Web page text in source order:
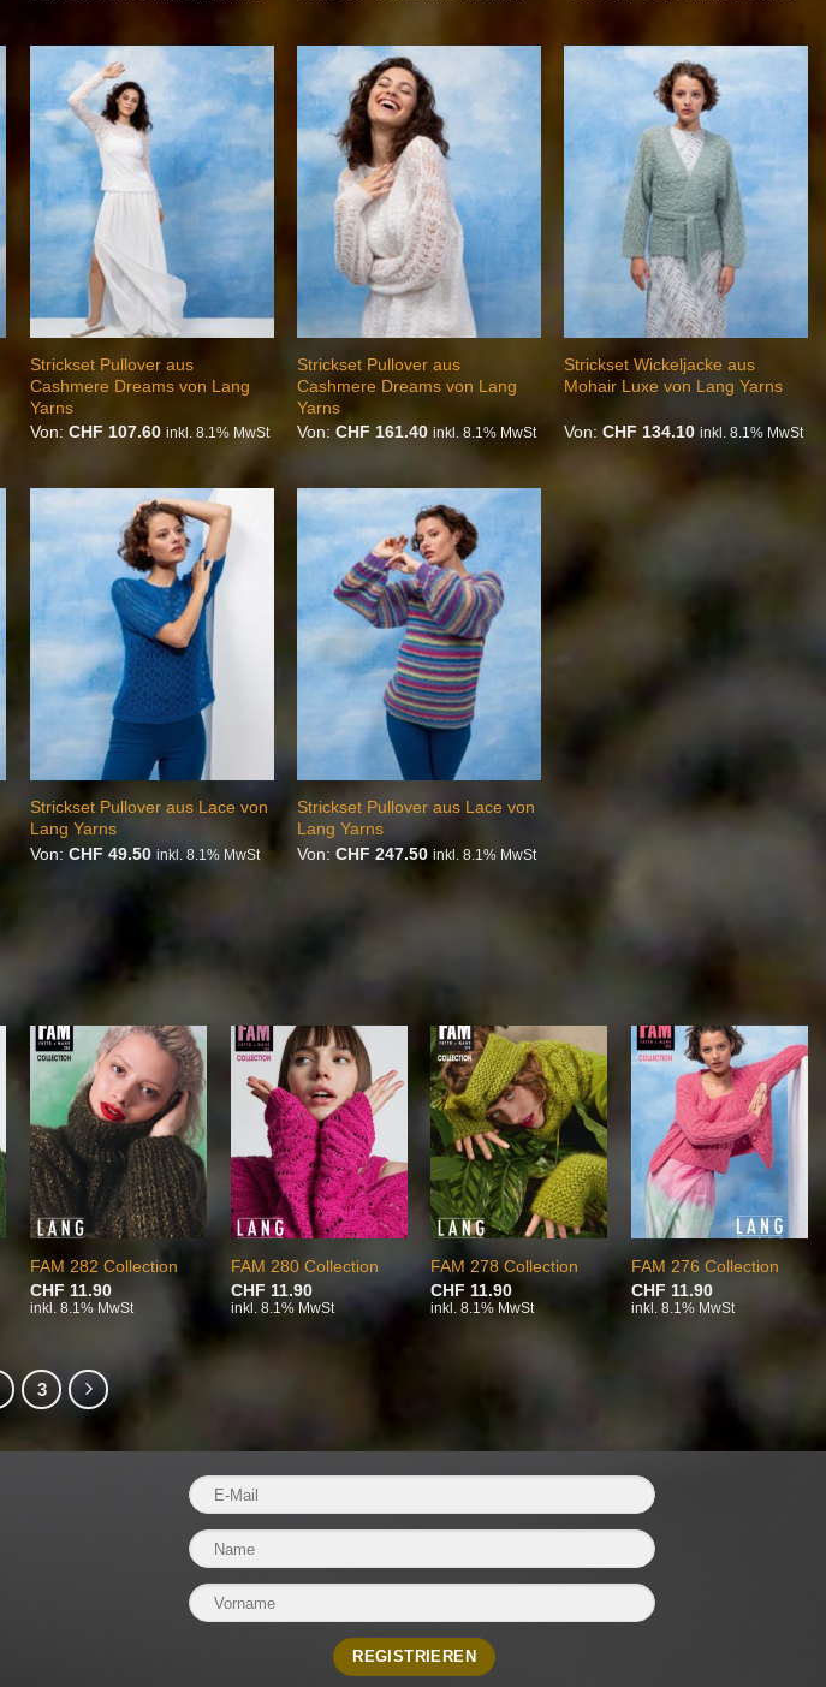
Auf die
Wunschliste
Strickset Pullover aus
Cashmere Dreams von Lang
Yarns
Von: CHF 107.60 inkl. 8.1% MwSt
Wunschliste
Strickset Pullover aus
Cashmere Dreams von Lang
Yarns
Von:CHF 161.40 inkl. 8.1% MwSt
Wunschliste
Strickset Wickeljacke aus
Mohair Luxe von Lang Yarns
Von:CHF 134.10 inkl. 8.1% MwSt
Auf die
Wunschliste
Strickset Pullover aus Lace von
Lang Yarns
Von: CHF 49.50 inkl. 8.1% MwSt
Auf die
Wunschliste
Strickset Pullover aus Lace von
Lang Yarns
Von:CHF 247.50 inkl. 8.1% MwSt
Auf die
Wunschliste
FAM 282 Collection
CHF 11.90
inkl. 8.1% MwSt
Auf die
Wunschliste
FAM 280 Collection
CHF 11.90
inkl. 8.1% MwSt
Auf die
Wunschliste
FAM 278 Collection
CHF 11.90
inkl. 8.1% MwSt
Auf die
Wunschliste
FAM 276 Collection
CHF 11.90
inkl. 8.1% MwSt
3